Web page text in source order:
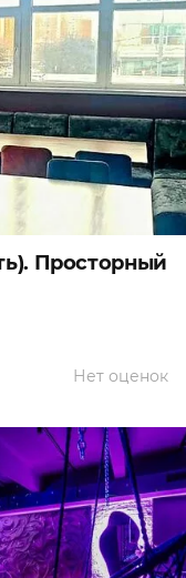
Просторный
Нет оценок